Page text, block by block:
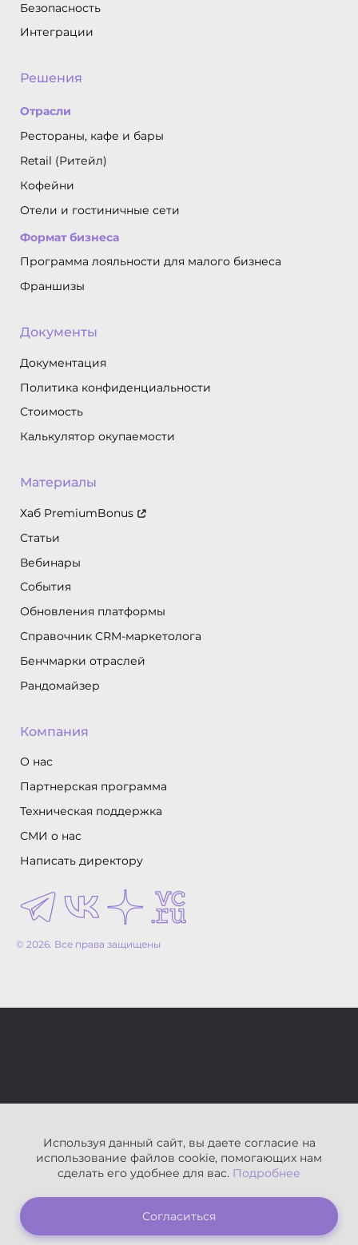
Безопасность
Интеграции
Решения
Отрасли
Рестораны, кафе и бары
Retail (Ритейл)
Кофейни
Отели и гостиничные сети
Формат бизнеса
Программа лояльности для малого бизнеса
Франшизы
Документы
Документация
Политика конфиденциальности
Стоимость
Калькулятор окупаемости
Материалы
Хаб PremiumBonus
Статьи
Вебинары
События
Обновления платформы
Справочник CRM-маркетолога
Бенчмарки отраслей
Рандомайзер
Компания
О нас
Партнерская программа
Техническая поддержка
СМИ о нас
Написать директору
©️ 2026. Все права защищены
Используя данный сайт, вы даете согласие на
использование файлов cookie, помогающих нам
сделать его удобнее для вас. Подробнее
Согласиться